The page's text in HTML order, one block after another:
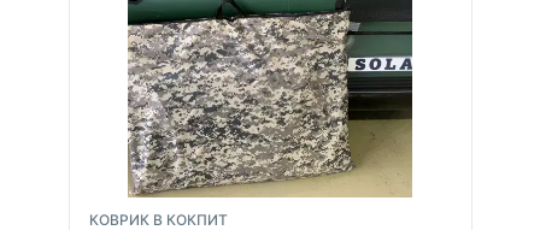
КОВРИК В КОКПИТ